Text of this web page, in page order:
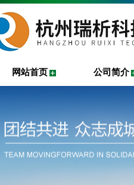
网站首页 公司简介